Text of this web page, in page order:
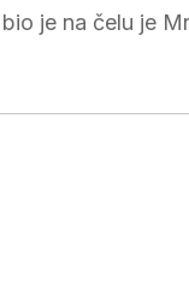
je na čelu je